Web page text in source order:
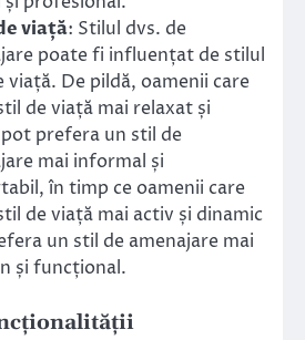
viață: Stilul dvs. de
poate fi influențat de stilul
viață. De pildă, oamenii care
de viață mai relaxat și
pot prefera un stil de
mai informal și
în timp ce oamenii care
de viață mai activ și dinamic
un stil de amenajare mai
și funcțional.